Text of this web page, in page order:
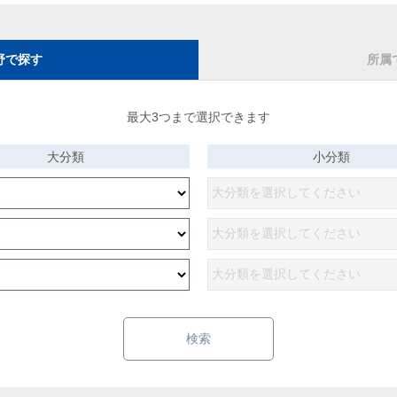
で探す 所属
最大3つまで選択できます
大分類 小分類
検索